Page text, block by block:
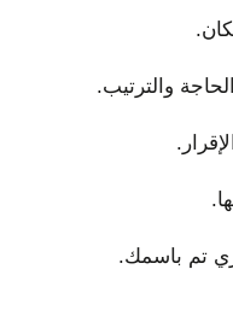
والترتيب.
تم باسمك.